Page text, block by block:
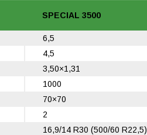
SPECIAL 3500
6,5
4,5
3,50×1,31
1000
70×70
2
16,9/14 R30 (500/60 R22,5)